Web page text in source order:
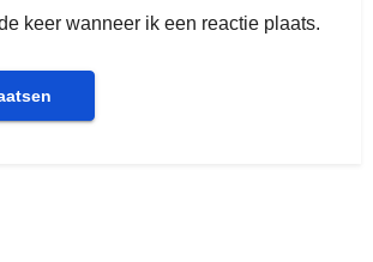
keer wanneer ik een reactie plaats.